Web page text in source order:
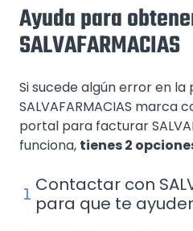
Ayuda para
SALVAFARMACIAS
Si sucede algún error en
SALVAFARMACIAS marca
portal para facturar
funciona, tienes 2
Contactar con
para que te